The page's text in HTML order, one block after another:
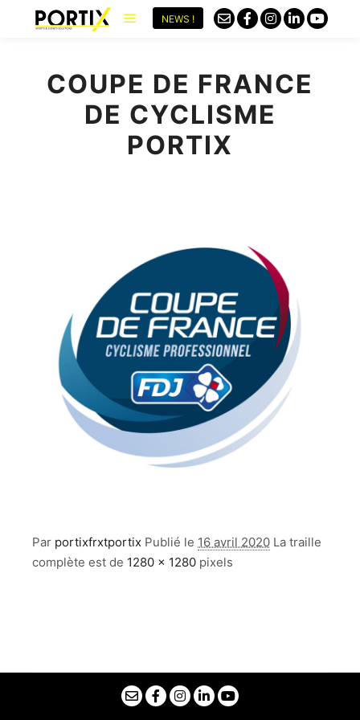
NEWS !
COUPE DE FRANCE
DE CYCLISME
PORTIX
Par portixfrxtportix Publié le 16 avril 2020 La traille
complète est de 1280 × 1280 pixels